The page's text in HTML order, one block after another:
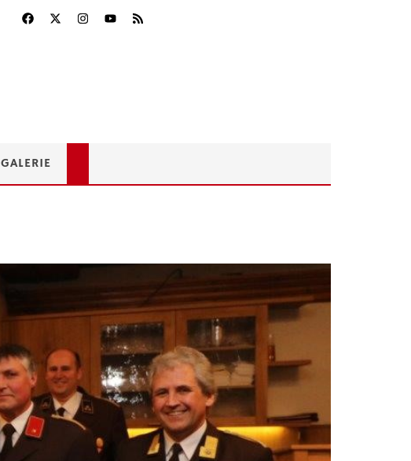
GALERIE